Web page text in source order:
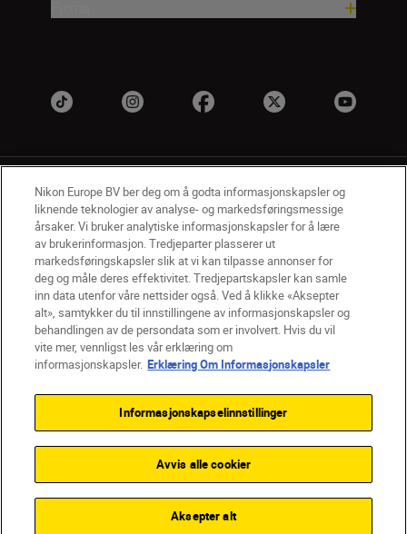
NO Nikon Sites
Kontakt oss Personvernerklæring
Bruksvilkår
Vilkår og betingelser for Nikon Store
Erklæring Om Informasjonskapsler
Tilgjengelighet
Innstillinger for informasjonskapsler
© 2026 Nikon
Back to top
Nikon Europe BV ber deg om å godta informasjonskapsler og
liknende teknologier av analyse- og markedsføringsmessige
årsaker. Vi bruker analytiske informasjonskapsler for å lære
av brukerinformasjon. Tredjeparter plasserer ut
markedsføringskapsler slik at vi kan tilpasse annonser for
deg og måle deres effektivitet. Tredjepartskapsler kan samle
inn data utenfor våre nettsider også. Ved å klikke «Aksepter
alt», samtykker du til innstillingene av informasjonskapsler og
behandlingen av de persondata som er involvert. Hvis du vil
vite mer, vennligst les vår erklæring om
informasjonskapsler. Erklæring Om Informasjonskapsler
Informasjonskapselinnstillinger
Avvis alle cookier
Aksepter alt